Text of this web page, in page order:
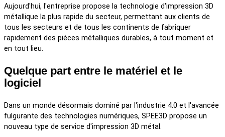
Aujourd'hui, l'entreprise propose la technologie d'impression 3D
métallique la plus rapide du secteur, permettant aux clients de
tous les secteurs et de tous les continents de fabriquer
rapidement des pièces métalliques durables, à tout moment et
en tout lieu.
Quelque part entre le matériel et le
logiciel
Dans un monde désormais dominé par l'industrie 4.0 et l'avancée
fulgurante des technologies numériques, SPEE3D propose un
nouveau type de service d'impression 3D métal.